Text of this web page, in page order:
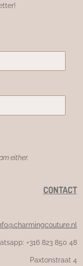
either.
CONTACT
+316 823 850 48
Paxtonstraat 4